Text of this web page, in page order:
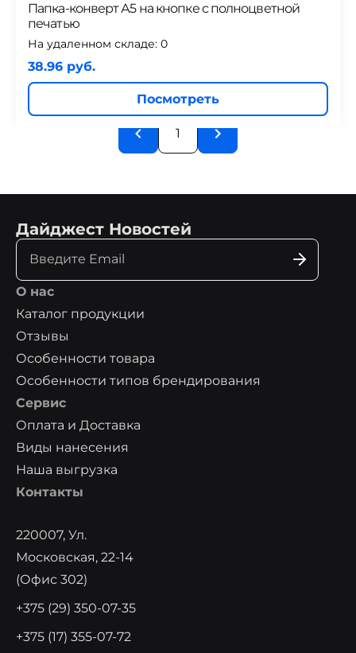
Папка-конверт А5 на кнопке с полноцветной
печатью
На удаленном складе: 0
38.96 руб.
Посмотреть
1
Дайджест Новостей
О нас
Каталог продукции
Отзывы
Особенности товара
Особенности типов брендирования
Сервис
Оплата и Доставка
Виды нанесения
Наша выгрузка
Контакты
220007, Ул.
Московская, 22-14
(офис 302)
+375 (29) 350-07-35
+375 (17) 355-07-72